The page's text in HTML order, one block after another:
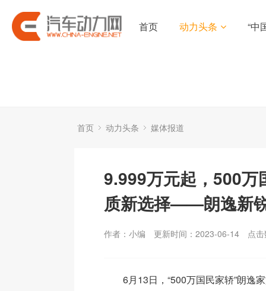
首页 动力头条 “中
首页 动力头条 媒体报道
9.999万元起，500万
质新选择——朗逸新
作者：小编 更新时间：2023-06-14 点
6月13日，“500万国民家轿”朗